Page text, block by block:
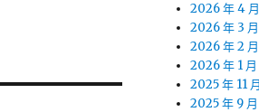
2026 年 4 月
2026 年 3 月
2026 年 2 月
2026 年 1 月
2025 年 11 月
2025 年 9 月